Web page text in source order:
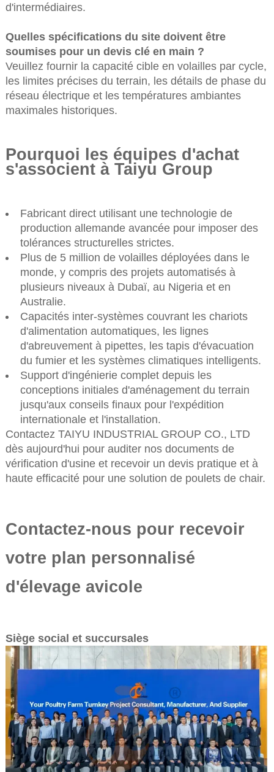
d'intermédiaires.
Quelles spécifications du site doivent être
soumises pour un devis clé en main ?
Veuillez fournir la capacité cible en volailles par cycle,
les limites précises du terrain, les détails de phase du
réseau électrique et les températures ambiantes
maximales historiques.
Pourquoi les équipes d'achat
s'associent à Taiyu Group
Fabricant direct utilisant une technologie de
production allemande avancée pour imposer des
tolérances structurelles strictes.
Plus de 5 million de volailles déployées dans le
monde, y compris des projets automatisés à
plusieurs niveaux à Dubaï, au Nigeria et en
Australie.
Capacités inter-systèmes couvrant les chariots
d'alimentation automatiques, les lignes
d'abreuvement à pipettes, les tapis d'évacuation
du fumier et les systèmes climatiques intelligents.
Support d'ingénierie complet depuis les
conceptions initiales d'aménagement du terrain
jusqu'aux conseils finaux pour l'expédition
internationale et l'installation.
Contactez TAIYU INDUSTRIAL GROUP CO., LTD
dès aujourd'hui pour auditer nos documents de
vérification d'usine et recevoir un devis pratique et à
haute efficacité pour une solution de poulets de chair.
Contactez-nous pour recevoir
votre plan personnalisé
d'élevage avicole
Siège social et succursales